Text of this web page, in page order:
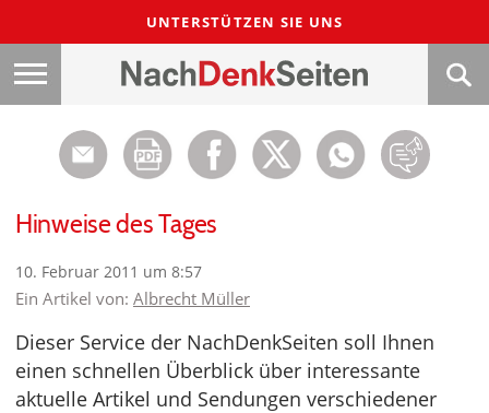
UNTERSTÜTZEN SIE UNS
Hinweise des Tages
10. Februar 2011 um 8:57
Ein Artikel von: Albrecht Müller
Dieser Service der NachDenkSeiten soll Ihnen
einen schnellen Überblick über interessante
aktuelle Artikel und Sendungen verschiedener